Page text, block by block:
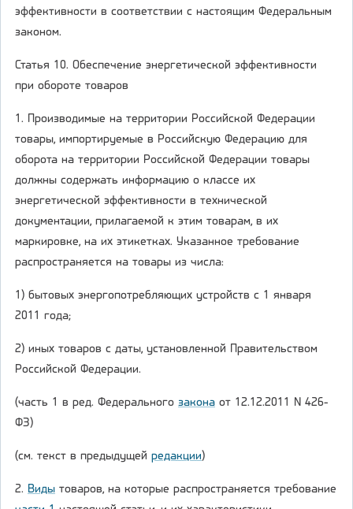
эффективности в соответствии с настоящим Федеральным
законом.
Статья 10. Обеспечение энергетической эффективности
при обороте товаров
1. Производимые на территории Российской Федерации
товары, импортируемые в Российскую Федерацию для
оборота на территории Российской Федерации товары
должны содержать информацию о классе их
энергетической эффективности в технической
документации, прилагаемой к этим товарам, в их
маркировке, на их этикетках. Указанное требование
распространяется на товары из числа:
1) бытовых энергопотребляющих устройств с 1 января
2011 года;
2) иных товаров с даты, установленной Правительством
Российской Федерации.
(часть 1 в ред. Федерального закона от 12.12.2011 N 426-
ФЗ)
(см. текст в предыдущей редакции)
2. Виды товаров, на которые распространяется требование